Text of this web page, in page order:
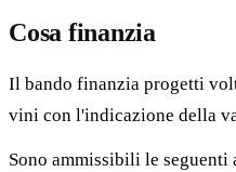
Cosa finanzia
Il bando finanzia progetti
vini con l'indicazione della
Sono ammissibili le seguenti